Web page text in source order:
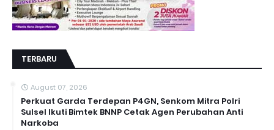
TERBARU
August 07, 2026
Perkuat Garda Terdepan P4GN, Senkom Mitra Polri
Sulsel Ikuti Bimtek BNNP Cetak Agen Perubahan Anti
Narkoba